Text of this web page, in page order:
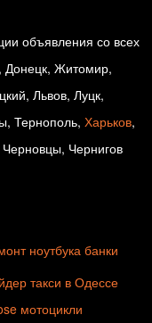
объявления со всех
, Донецк, Житомир,
Львов, Луцк,
Тернополь, Харьков,
Чернигов
ноутбукабанки
такси в Одессе
мотоцикли